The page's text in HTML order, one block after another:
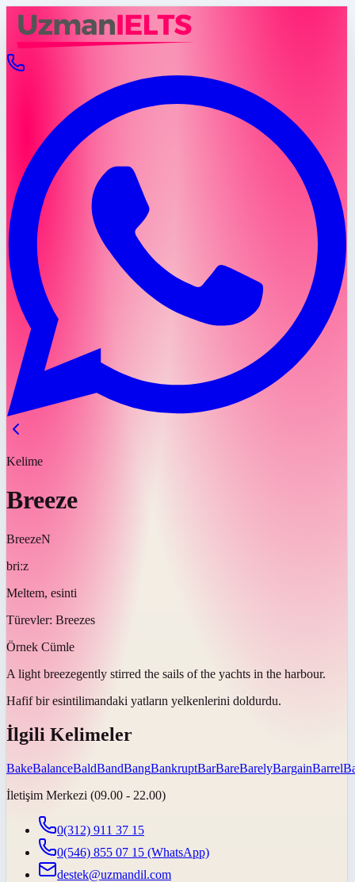
Kelime
Breeze
BreezeN
briːz
Meltem, esinti
Türevler: Breezes
Örnek Cümle
A light breezegently stirred the sails of the yachts in the harbour.
Hafif bir esintilimandaki yatların yelkenlerini doldurdu.
İlgili Kelimeler
BakeBalanceBaldBandBangBankruptBarBareBarelyBargainBarrel
İletişim Merkezi (09.00 - 22.00)
0(312) 911 37 15
0(546) 855 07 15 (WhatsApp)
destek@uzmandil.com